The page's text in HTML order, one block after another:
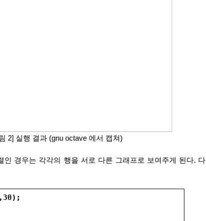
2] 실행 결과 (gnu octave 에서 캡쳐)
인 경우는 각각의 행을 서로 다른 그래프로 보여주게 된다. 다